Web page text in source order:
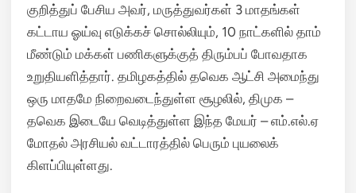
குறித்துப் பேசிய அவர், மருத்துவர்கள் 3 மாதங்கள்
கட்டாய ஓய்வு எடுக்கச் சொல்லியும், 10 நாட்களில் தாம்
மீண்டும் மக்கள் பணிகளுக்குத் திரும்பப் போவதாக
உறுதியளித்தார். தமிழகத்தில் தவெக ஆட்சி அமைந்து
ஒரு மாதமே நிறைவடைந்துள்ள சூழலில், திமுக –
தவெக இடையே வெடித்துள்ள இந்த மேயர் – எம்.எல்.ஏ
மோதல் அரசியல் வட்டாரத்தில் பெரும் புயலைக்
கிளப்பியுள்ளது.